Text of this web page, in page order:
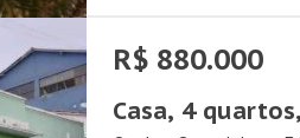
R$ 880.000
Casa, 4